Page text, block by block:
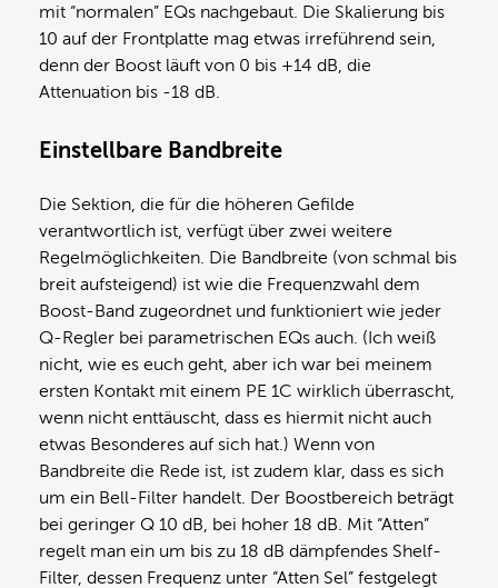
mit “normalen” EQs nachgebaut. Die Skalierung bis
10 auf der Frontplatte mag etwas irreführend sein,
denn der Boost läuft von 0 bis +14 dB, die
Attenuation bis -18 dB.
Einstellbare Bandbreite
Die Sektion, die für die höheren Gefilde
verantwortlich ist, verfügt über zwei weitere
Regelmöglichkeiten. Die Bandbreite (von schmal bis
breit aufsteigend) ist wie die Frequenzwahl dem
Boost-Band zugeordnet und funktioniert wie jeder
Q-Regler bei parametrischen EQs auch. (Ich weiß
nicht, wie es euch geht, aber ich war bei meinem
ersten Kontakt mit einem PE 1C wirklich überrascht,
wenn nicht enttäuscht, dass es hiermit nicht auch
etwas Besonderes auf sich hat.) Wenn von
Bandbreite die Rede ist, ist zudem klar, dass es sich
um ein Bell-Filter handelt. Der Boostbereich beträgt
bei geringer Q 10 dB, bei hoher 18 dB. Mit “Atten”
regelt man ein um bis zu 18 dB dämpfendes Shelf-
Filter, dessen Frequenz unter “Atten Sel” festgelegt